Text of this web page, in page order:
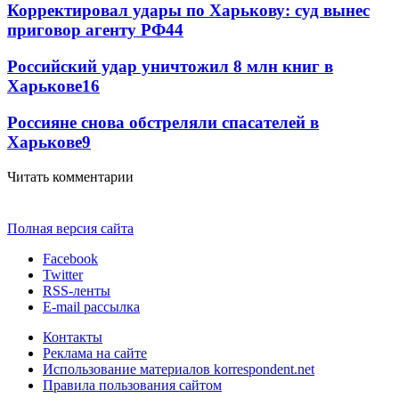
Корректировал удары по Харькову: суд вынес
приговор агенту РФ44
Российский удар уничтожил 8 млн книг в
Харькове16
Россияне снова обстреляли спасателей в
Харькове9
Читать комментарии
Полная версия сайта
Facebook
Twitter
RSS-ленты
E-mail рассылка
Контакты
Реклама на сайте
Использование материалов korrespondent.net
Правила пользования сайтом